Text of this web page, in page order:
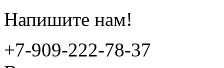
Напишите нам!
+7-909-222-78-37